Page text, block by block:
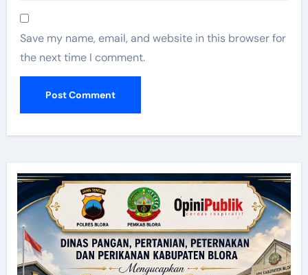
Save my name, email, and website in this browser for
the next time I comment.